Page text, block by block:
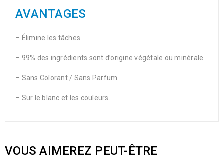
AVANTAGES
– Élimine les tâches.
– 99% des ingrédients sont d’origine végétale ou minérale.
– Sans Colorant / Sans Parfum.
– Sur le blanc et les couleurs.
VOUS AIMEREZ PEUT-ÊTRE